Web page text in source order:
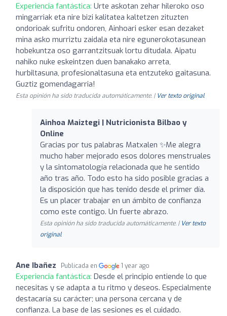
Experiencia fantástica: Urte askotan zehar hileroko oso
mingarriak eta nire bizi kalitatea kaltetzen zituzten
ondorioak sufritu ondoren, Ainhoari esker esan dezaket
mina asko murriztu zaidala eta nire egunerokotasunean
hobekuntza oso garrantzitsuak lortu ditudala. Aipatu
nahiko nuke eskeintzen duen banakako arreta,
hurbiltasuna, profesionaltasuna eta entzuteko gaitasuna.
Guztiz gomendagarria!
Esta opinión ha sido traducida automáticamente. | Ver texto original
Ainhoa Maiztegi | Nutricionista Bilbao y
Online
Gracias por tus palabras Matxalen ✨Me alegra
mucho haber mejorado esos dolores menstruales
y la sintomatología relacionada que he sentido
año tras año. Todo esto ha sido posible gracias a
la disposición que has tenido desde el primer día.
Es un placer trabajar en un ámbito de confianza
como este contigo. Un fuerte abrazo.
Esta opinión ha sido traducida automáticamente. | Ver texto
original
Ane Ibañez Publicada en 1 year ago
Experiencia fantástica: Desde el principio entiende lo que
necesitas y se adapta a tu ritmo y deseos. Especialmente
destacaría su carácter; una persona cercana y de
confianza. La base de las sesiones es el cuidado.